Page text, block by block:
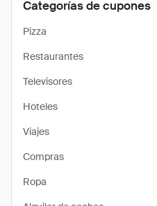
Categorías de cupones
Pizza
Restaurantes
Televisores
Hoteles
Viajes
Compras
Ropa